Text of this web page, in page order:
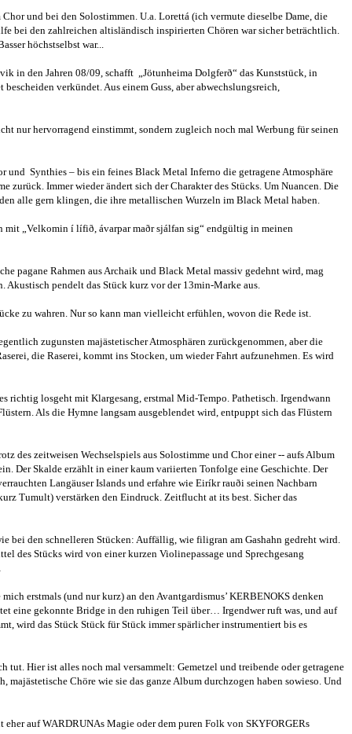
und bei den Solostimmen. U.a. Lorettá (ich vermute dieselbe Dame, die
bei den zahlreichen altisländisch inspirierten Chören war sicher beträchtlich.
höchstselbst war...
in den Jahren 08/09, schafft „Jötunheima Dolgferð“ das Kunststück, in
verkündet. Aus einem Guss, aber abwechslungsreich,
nur hervorragend einstimmt, sondern zugleich noch mal Werbung für seinen
Synthies – bis ein feines Black Metal Inferno die getragene Atmosphäre
zurück. Immer wieder ändert sich der Charakter des Stücks. Um Nuancen. Die
alle gern klingen, die ihre metallischen Wurzeln im Black Metal haben.
„Velkomin í lífið, ávarpar maðr sjálfan sig“ endgültig in meinen
pagane Rahmen aus Archaik und Black Metal massiv gedehnt wird, mag
pendelt das Stück kurz vor der 13min-Marke aus.
zu wahren. Nur so kann man vielleicht erfühlen, wovon die Rede ist.
zugunsten majästetischer Atmosphären zurückgenommen, aber die
die Raserei, kommt ins Stocken, um wieder Fahrt aufzunehmen. Es wird
richtig losgeht mit Klargesang, erstmal Mid-Tempo. Pathetisch. Irgendwann
Als die Hymne langsam ausgeblendet wird, entpuppt sich das Flüstern
des zeitweisen Wechselspiels aus Solostimme und Chor einer -- aufs Album
Der Skalde erzählt in einer kaum variierten Tonfolge eine Geschichte. Der
Langäuser Islands und erfahre wie Eiríkr rauði seinen Nachbarn
Tumult) verstärken den Eindruck. Zeitflucht at its best. Sicher das
den schnelleren Stücken: Auffällig, wie filigran am Gashahn gedreht wird.
des Stücks wird von einer kurzen Violinepassage und Sprechgesang
erstmals (und nur kurz) an den Avantgardismus’ KERBENOKS denken
eine gekonnte Bridge in den ruhigen Teil über… Irgendwer ruft was, und auf
wird das Stück Stück für Stück immer spärlicher instrumentiert bis es
tut. Hier ist alles noch mal versammelt: Gemetzel und treibende oder getragene
Chöre wie sie das ganze Album durchzogen haben sowieso. Und
auf WARDRUNAs Magie oder dem puren Folk von SKYFORGERs